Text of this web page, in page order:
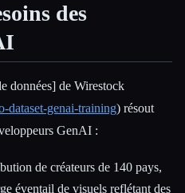
des
données] de Wirestock
dataset-genai-training) résout
GenAI :
de créateurs de 140 pays,
éventail de visuels reflétant des